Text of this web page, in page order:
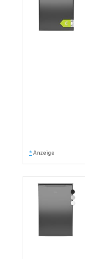
* Anzeige